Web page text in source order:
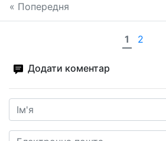
« Попередня
1 2
Додати коментар